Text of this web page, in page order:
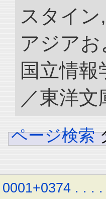
スタイ
アジア
国立情
／東洋
ページ検索
0001+0374 . . . .